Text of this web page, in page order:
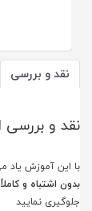
نقد و بررسی
نقد و بررسی
با این آموزش یاد
بدون اشتباه و
جلوگیری نمایید